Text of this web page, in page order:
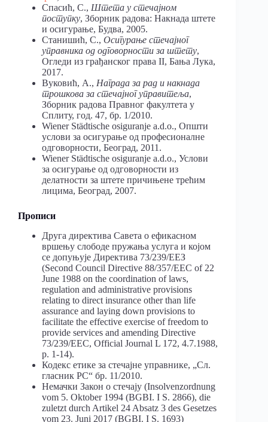
Спасић, С., Штета у стечајном
поступку, Зборник радова: Накнада штете
и осигурање, Будва, 2005.
Станишић, С., Осигурање стечајног
управника од одговорности за штету,
Огледи из грађанског права II, Бања Лука,
2017.
Вуковић, А., Награда за рад и накнада
трошкова за стечајног управитеља,
Зборник радова Правног факултета у
Сплиту, год. 47, бр. 1/2010.
Wiener Städtische osiguranje a.d.o., Општи
услови за осигурање од професионалне
одговорности, Београд, 2011.
Wiener Städtische osiguranje a.d.o., Услови
за осигурање од одговорности из
делатности за штете причињене трећим
лицима, Београд, 2007.
Прописи
Друга директива Савета о ефикасном
вршењу слободе пружања услуга и којом
се допуњује Директива 73/239/ЕЕЗ
(Second Council Directive 88/357/EEC of 22
June 1988 on the coordination of laws,
regulation and administrative provisions
relating to direct insurance other than life
assurance and laying down provisions to
facilitate the effective exercise of freedom to
provide services and amending Directive
73/239/EEC, Official Journal L 172, 4.7.1988,
p. 1-14).
Кодекс етике за стечајне управнике, „Сл.
гласник РС“ бр. 11/2010.
Немачки Закон о стечају (Insolvenzordnung
vom 5. Oktober 1994 (BGBI. I S. 2866), die
zuletzt durch Artikel 24 Absatz 3 des Gesetzes
vom 23. Juni 2017 (BGBI. I S. 1693)